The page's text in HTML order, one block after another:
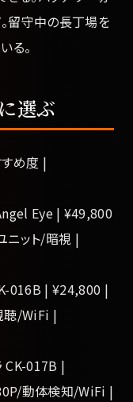
留守中の長丁場を
る。
選ぶ
め度 |
Eye | ¥49,800
ニット/暗視 |
016B | ¥24,800 |
聴/WiFi |
CK-017B |
動体検知/WiFi |